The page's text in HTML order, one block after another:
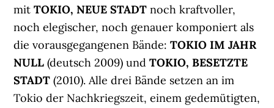
mitTOKIO, NEUE STADT noch kraftvoller,
noch elegischer, noch genauer komponiert als
die vorausgegangenen Bände:TOKIO IM JAHR
NULL (deutsch 2009) undTOKIO, BESETZTE
STADT (2010). Alle drei Bände setzen an im
Tokio der Nachkriegszeit, einem gedemütigten,